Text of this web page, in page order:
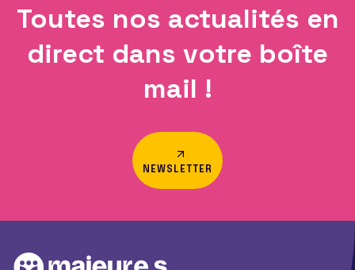
Toutes nos actualités en
direct dans votre boîte
mail !
NEWSLETTER